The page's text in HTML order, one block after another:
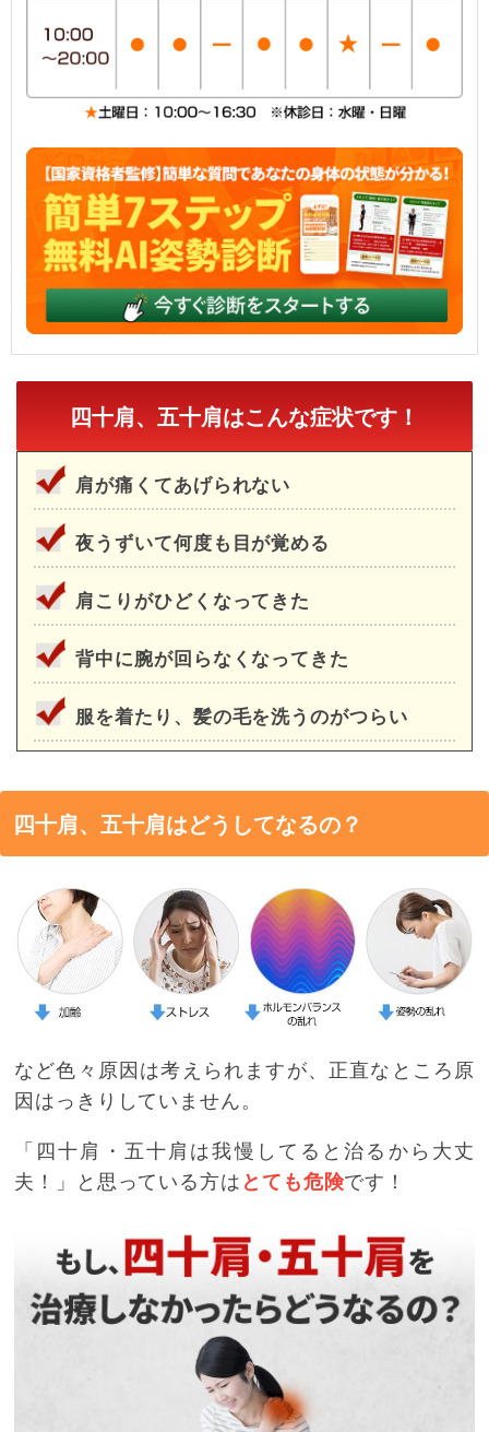
四十肩、五十肩はこんな症状です！
肩が痛くてあげられない
夜うずいて何度も目が覚める
肩こりがひどくなってきた
背中に腕が回らなくなってきた
服を着たり、髪の毛を洗うのがつらい
四十肩、五十肩はどうしてなるの？
など色々原因は考えられますが、正直なところ原
因はっきりしていません。
「四十肩・五十肩は我慢してると治るから大丈
夫！」と思っている方はとても危険です！